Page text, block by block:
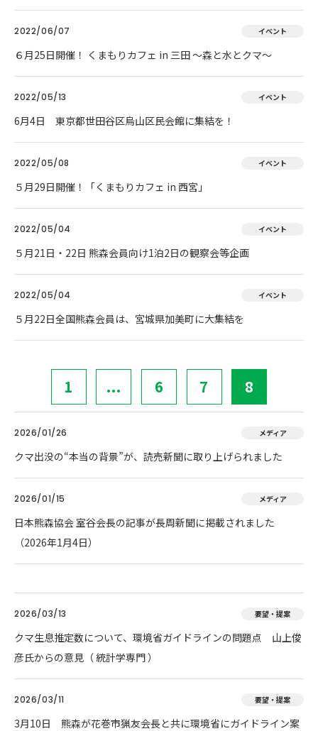
2022/06/07 イベント
６月25日開催！ くまもりカフェ in 三田 ～森と水とクマ～
2022/05/13 イベント
6月4日 東京都世田谷区烏山区民会館に集結を！
2022/05/08 イベント
５月29日開催！「くまもりカフェ in 西宮」
2022/05/04 イベント
５月21日・22日 熊森会員向け1泊2日の観察会等企画
2022/05/04 イベント
５月22日全国熊森会員は、宮城県加美町に大集結を
1 ... 6 7 8
2026/01/26 メディア
クマ出没の“本当の背景”が、読売新聞に取り上げられました
2026/01/15 メディア
日本熊森協会 室谷会長の記事が長周新聞に掲載されました
（2026年1月4日）
2026/03/13 要望・提案
クマ生息推定数について、環境省ガイドラインの問題点 山上俊
彦氏からの意見（ 統計学専門 ）
2026/03/11 要望・提案
3月10日 熊森が花巻市猟友会長と共に環境省にガイドライン案